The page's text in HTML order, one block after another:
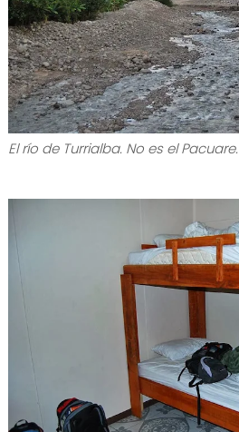
El río de Turrialba. No es el Pacuare.